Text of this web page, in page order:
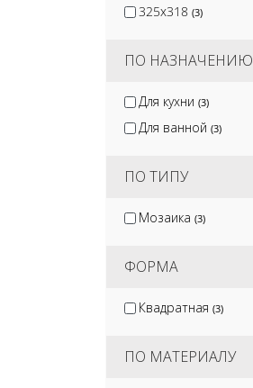
325x318 (3)
ПО НАЗНАЧЕНИЮ
Для кухни (3)
Для ванной (3)
ПО ТИПУ
Мозаика (3)
ФОРМА
Квадратная (3)
ПО МАТЕРИАЛУ